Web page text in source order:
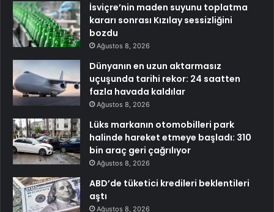
İsviçre’nin maden suyunu toplatma
kararı sonrası Kızılay sessizliğini
bozdu
Ağustos 8, 2026
Dünyanın en uzun aktarmasız
uçuşunda tarihi rekor: 24 saatten
fazla havada kaldılar
Ağustos 8, 2026
Lüks markanın otomobilleri park
halinde hareket etmeye başladı: 310
bin araç geri çağrılıyor
Ağustos 8, 2026
ABD’de tüketici kredileri beklentileri
aştı
Ağustos 8, 2026